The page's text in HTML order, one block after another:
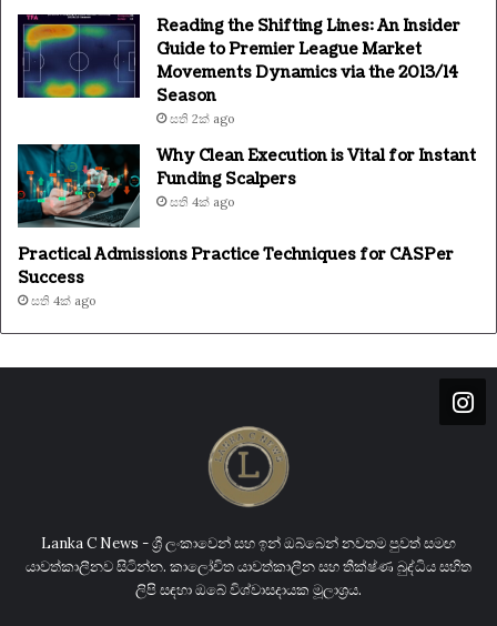
Reading the Shifting Lines: An Insider
Guide to Premier League Market
Movements Dynamics via the 2013/14
Season
සති 2ක් ago
Why Clean Execution is Vital for Instant
Funding Scalpers
සති 4ක් ago
Practical Admissions Practice Techniques for CASPer
Success
සති 4ක් ago
Lanka C News - ශ්‍රී ලංකාවෙන් සහ ඉන් ඔබ්බෙන් නවතම පුවත් සමඟ
යාවත්කාලීනව සිටින්න. කාලෝචිත යාවත්කාලීන සහ තීක්ෂ්ණ බුද්ධිය සහිත
ලිපි සඳහා ඔබේ විශ්වාසදායක මූලාශ්‍රය.